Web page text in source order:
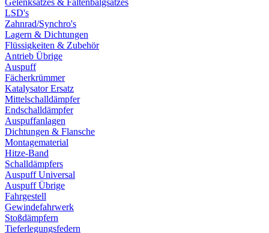
Gelenksatzes & Faltenbalgsatzes
LSD's
Zahnrad/Synchro's
Lagern & Dichtungen
Flüssigkeiten & Zubehör
Antrieb Übrige
Auspuff
Fächerkrümmer
Katalysator Ersatz
Mittelschalldämpfer
Endschalldämpfer
Auspuffanlagen
Dichtungen & Flansche
Montagematerial
Hitze-Band
Schalldämpfers
Auspuff Universal
Auspuff Übrige
Fahrgestell
Gewindefahrwerk
Stoßdämpfern
Tieferlegungsfedern